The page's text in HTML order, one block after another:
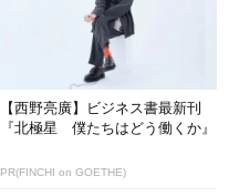
【西野亮廣】ビジネス書最新刊
『北極星 僕たちはどう働くか』
PR(FINCHI on GOETHE)